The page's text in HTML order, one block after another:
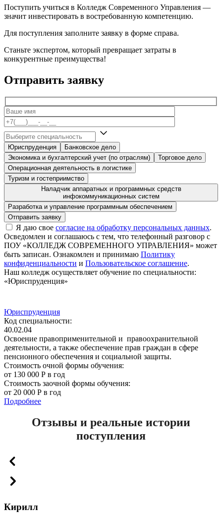
Поступить учиться в Колледж Современного Управления —
значит инвестировать в востребованную компетенцию.
Для поступления заполните заявку в форме справа.
Станьте экспертом, который превращает затраты в
конкурентные преимущества!
Отправить заявку
Юриспруденция
Банковское дело
Экономика и бухгалтерский учет (по отраслям)
Торговое дело
Операционная деятельность в логистике
Туризм и гостеприимство
Наладчик аппаратных и программных средств
инфокоммуникационных систем
Разработка и управление программным обеспечением
Я даю свое согласие на обработку персональных данных.
Осведомлен и соглашаюсь с тем, что телефонный разговор с
ПОУ «КОЛЛЕДЖ СОВРЕМЕННОГО УПРАВЛЕНИЯ» может
быть записан. Ознакомлен и принимаю Политику
конфиденциальности и Пользовательское соглашение.
Наш колледж осуществляет обучение по специальности:
«Юриспруденция»
Юриспруденция
Код специальности:
40.02.04
Освоение правоприменительной и правоохранительной
деятельности, а также обеспечение прав граждан в сфере
пенсионного обеспечения и социальной защиты.
Стоимость очной формы обучения:
от 130 000 Р в год
Стоимость заочной формы обучения:
от 20 000 Р в год
Подробнее
Отзывы и реальные истории
поступления
Кирилл